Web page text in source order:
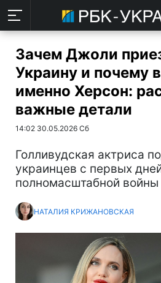
Зачем Джоли
Украину и почему
именно Херсон:
важные детали
14:02 30.05.2026 Сб
Голливудская актриса
украинцев с первых
полномасштабной войны
НАТАЛИЯ КРИЖАНОВСКАЯ